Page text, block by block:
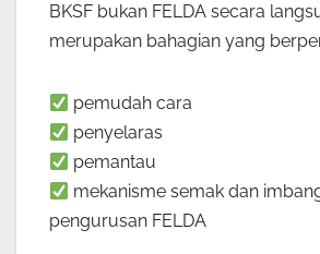
BKSF bukan FELDA secara
merupakan bahagian yang
pemudah cara
penyelaras
pemantau
mekanisme semak dan
pengurusan FELDA